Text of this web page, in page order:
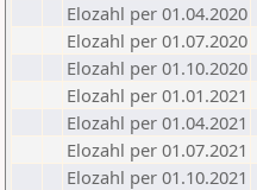
Elozahl per 01.04.2020
Elozahl per 01.07.2020
Elozahl per 01.10.2020
Elozahl per 01.01.2021
Elozahl per 01.04.2021
Elozahl per 01.07.2021
Elozahl per 01.10.2021